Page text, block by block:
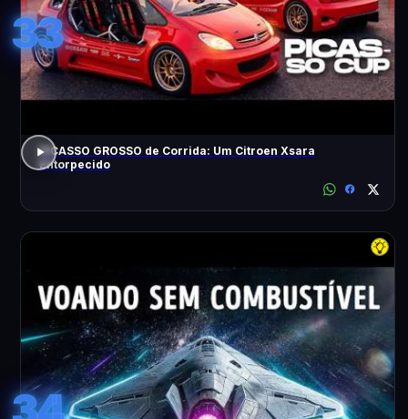
33
PICASSO GROSSO de Corrida: Um Citroen Xsara
Entorpecido